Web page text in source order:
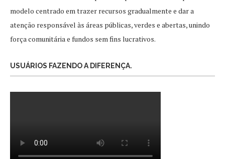
modelo centrado em trazer recursos gradualmente e dar a
atenção responsável às áreas públicas, verdes e abertas, unindo
força comunitária e fundos sem fins lucrativos.
USUÁRIOS FAZENDO A DIFERENÇA.